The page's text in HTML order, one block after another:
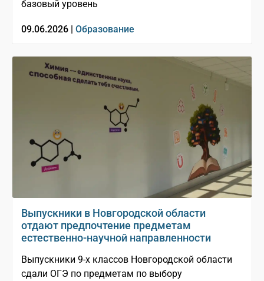
базовый уровень
09.06.2026 | Образование
Выпускники в Новгородской области
отдают предпочтение предметам
естественно-научной направленности
Выпускники 9-х классов Новгородской области
сдали ОГЭ по предметам по выбору